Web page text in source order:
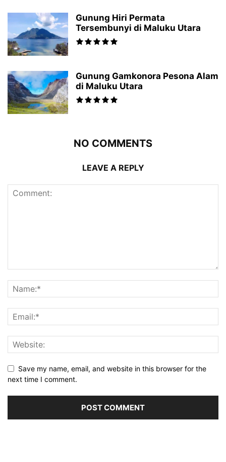
Gunung Hiri Permata
Tersembunyi di Maluku Utara
Gunung Gamkonora Pesona Alam
di Maluku Utara
NO COMMENTS
LEAVE A REPLY
Save my name, email, and website in this browser for the
next time I comment.